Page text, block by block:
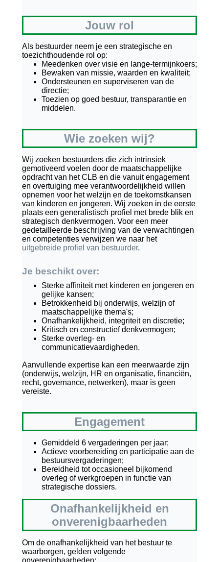
Jouw rol
Als bestuurder neem je een strategische en
toezichthoudende rol op:
Meedenken over visie en lange-termijnkoers;
Bewaken van missie, waarden en kwaliteit;
Ondersteunen en superviseren van de
directie;
Toezien op goed bestuur, transparantie en
middelen.
Wie zoeken wij?
Wij zoeken bestuurders die zich intrinsiek
gemotiveerd voelen door de maatschappelijke
opdracht van het CLB en die vanuit engagement
en overtuiging mee verantwoordelijkheid willen
opnemen voor het welzijn en de toekomstkansen
van kinderen en jongeren. Wij zoeken in de eerste
plaats een generalistisch profiel met brede blik en
strategisch denkvermogen. Voor een meer
gedetailleerde beschrijving van de verwachtingen
en competenties verwijzen we naar het
uitgebreide profiel van bestuurder.
Je beschikt over:
Sterke affiniteit met kinderen en jongeren en
gelijke kansen;
Betrokkenheid bij onderwijs, welzijn of
maatschappelijke thema's;
Onafhankelijkheid, integriteit en discretie;
Kritisch en constructief denkvermogen;
Sterke overleg- en
communicatievaardigheden.
Aanvullende expertise kan een meerwaarde zijn
(onderwijs, welzijn, HR en organisatie, financiën,
recht, governance, netwerken), maar is geen
vereiste.
Engagement
Gemiddeld 6 vergaderingen per jaar;
Actieve voorbereiding en participatie aan de
bestuursvergaderingen;
Bereidheid tot occasioneel bijkomend
overleg of werkgroepen in functie van
strategische dossiers.
Onafhankelijkheid en
onverenigbaarheden
Om de onafhankelijkheid van het bestuur te
waarborgen, gelden volgende